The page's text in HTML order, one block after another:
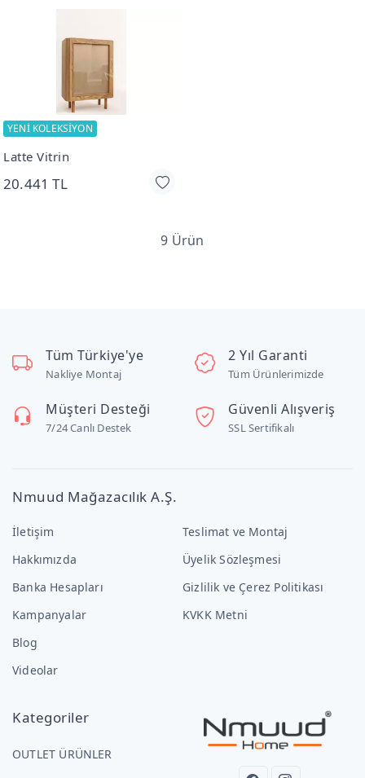
YENİ KOLEKSİYON
Latte Vitrin
20.441 TL
9 Ürün
Tüm Türkiye'ye
Nakliye Montaj
2 Yıl Garanti
Tüm Ürünlerimizde
Müşteri Desteği
7/24 Canlı Destek
Güvenli Alışveriş
SSL Sertifikalı
Nmuud Mağazacılık A.Ş.
İletişim
Hakkımızda
Banka Hesapları
Kampanyalar
Blog
Videolar
Teslimat ve Montaj
Üyelik Sözleşmesi
Gizlilik ve Çerez Politikası
KVKK Metni
Kategoriler
OUTLET ÜRÜNLER